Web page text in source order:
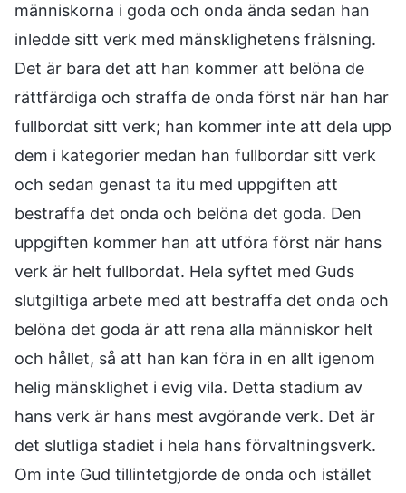
människorna i goda och onda ända sedan han
inledde sitt verk med mänsklighetens frälsning.
Det är bara det att han kommer att belöna de
rättfärdiga och straffa de onda först när han har
fullbordat sitt verk; han kommer inte att dela upp
dem i kategorier medan han fullbordar sitt verk
och sedan genast ta itu med uppgiften att
bestraffa det onda och belöna det goda. Den
uppgiften kommer han att utföra först när hans
verk är helt fullbordat. Hela syftet med Guds
slutgiltiga arbete med att bestraffa det onda och
belöna det goda är att rena alla människor helt
och hållet, så att han kan föra in en allt igenom
helig mänsklighet i evig vila. Detta stadium av
hans verk är hans mest avgörande verk. Det är
det slutliga stadiet i hela hans förvaltningsverk.
Om inte Gud tillintetgjorde de onda och istället